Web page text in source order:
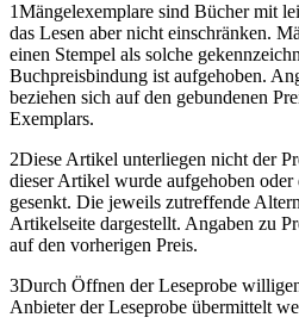
1Mängelexemplare sind Bücher mit
das Lesen aber nicht einschränken.
einen Stempel als solche
Buchpreisbindung ist aufgehoben.
beziehen sich auf den gebundenen
Exemplars.
2Diese Artikel unterliegen nicht der
dieser Artikel wurde aufgehoben
gesenkt. Die jeweils zutreffende
Artikelseite dargestellt. Angaben zu
auf den vorherigen Preis.
3Durch Öffnen der Leseprobe
Anbieter der Leseprobe übermittelt